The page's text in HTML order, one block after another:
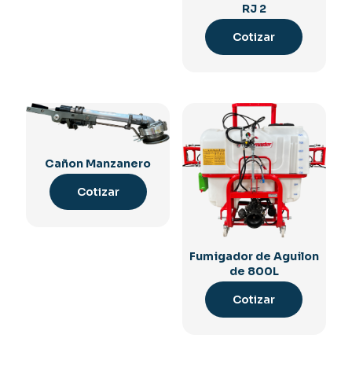
RJ 2
Cotizar
Cañon Manzanero
Cotizar
Fumigador de Aguilon
de 800L
Cotizar